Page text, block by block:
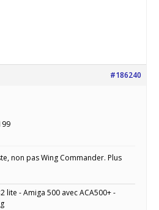
#186240
non pas Wing Commander. Plus
lite - Amiga 500 avec ACA500+ -